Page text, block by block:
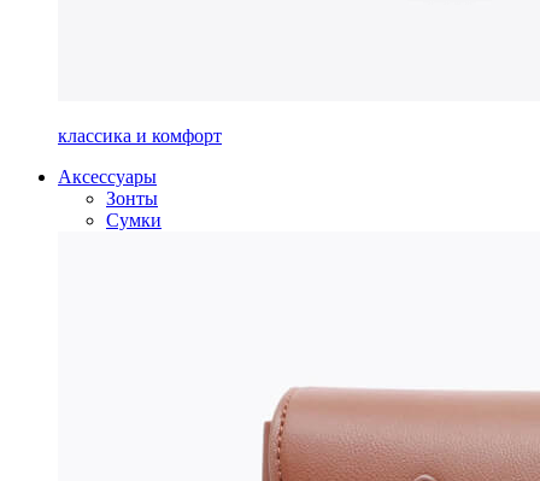
классика и комфорт
Аксессуары
Зонты
Сумки